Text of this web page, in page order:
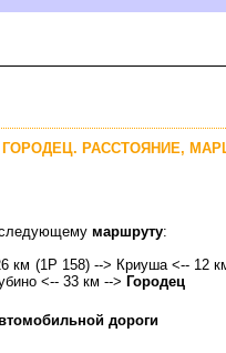
РАССТОЯНИЕ,
следующему маршруту:
(1Р 158) --> Криуша <-- 12
<-- 33 км --> Городец
дороги